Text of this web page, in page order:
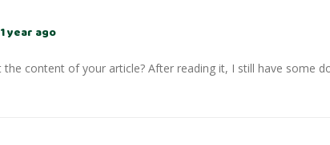
1 year ago
content of your article? After reading it, I still have some